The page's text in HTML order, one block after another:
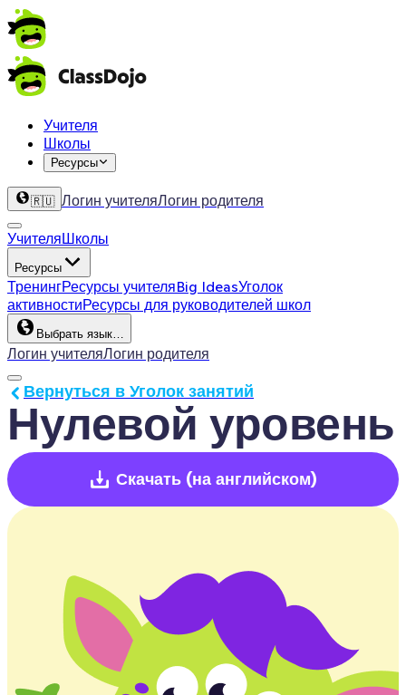
Учителя
Школы
Ресурсы
🇷🇺 Логин учителяЛогин родителя
УчителяШколы
Ресурсы
ТренингРесурсы учителяBig IdeasУголок
активностиРесурсы для руководителей школ
Выбрать язык…
Логин учителяЛогин родителя
Нулевой уровень
Вернуться в Уголок занятий
Скачать (на английском)